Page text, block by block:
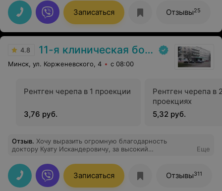
Записаться Отзывы25
4.8 11-я клиническая больница
Минск, ул. Корженевского, 4 с 08:00
Рентген черепа в 1 проекции
3,76 руб.
Рентген черепа в
проекциях
5,32 руб.
Отзыв. Хочу выразить огромную благодарность
доктору Куату Искандеровичу, за высокий
отношение к пациентам, за умение быстро находить
решение в нестандартных ситуациях.
Еще
Записаться Отзывы311